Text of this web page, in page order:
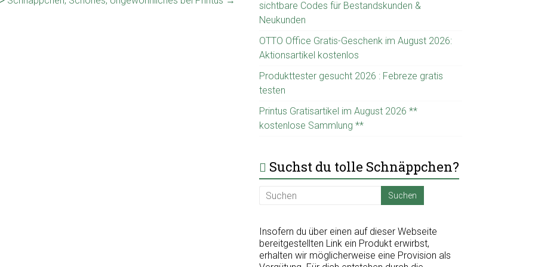
sichtbare Codes für Bestandskunden &
Neukunden
OTTO Office Gratis-Geschenk im August 2026:
Aktionsartikel kostenlos
Produkttester gesucht 2026 : Febreze gratis
testen
Printus Gratisartikel im August 2026 **
kostenlose Sammlung **
Suchst du tolle Schnäppchen?
Insofern du über einen auf dieser Webseite
bereitgestellten Link ein Produkt erwirbst,
erhalten wir möglicherweise eine Provision als